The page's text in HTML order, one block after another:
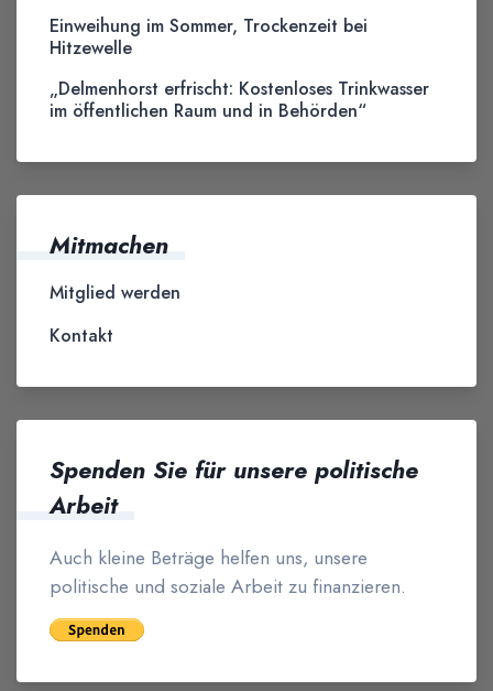
Einweihung im Sommer, Trockenzeit bei
Hitzewelle
„Delmenhorst erfrischt: Kostenloses Trinkwasser
im öffentlichen Raum und in Behörden“
Mitmachen
Mitglied werden
Kontakt
Spenden Sie für unsere politische
Arbeit
Auch kleine Beträge helfen uns, unsere
politische und soziale Arbeit zu finanzieren.